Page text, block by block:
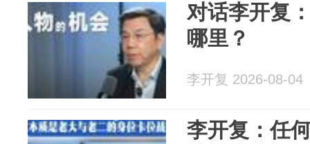
对话李开复
哪里？
李开复 2026-08-04
李开复：任